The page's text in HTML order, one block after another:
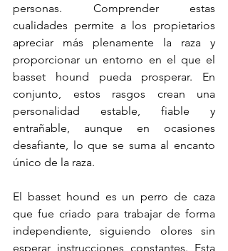
personas. Comprender estas
cualidades permite a los propietarios
apreciar más plenamente la raza y
proporcionar un entorno en el que el
basset hound pueda prosperar. En
conjunto, estos rasgos crean una
personalidad estable, fiable y
entrañable, aunque en ocasiones
desafiante, lo que se suma al encanto
único de la raza.
El basset hound es un perro de caza
que fue criado para trabajar de forma
independiente, siguiendo olores sin
esperar instrucciones constantes. Esta